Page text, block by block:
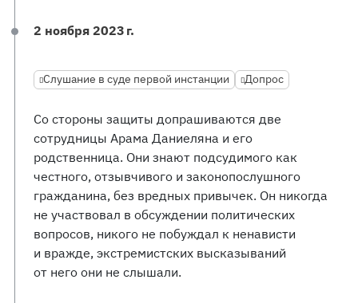
2 ноября 2023 г.
Слушание в суде первой инстанции Допрос
Со стороны защиты допрашиваются две
сотрудницы Арама Даниеляна и его
родственница. Они знают подсудимого как
честного, отзывчивого и законопослушного
гражданина, без вредных привычек. Он никогда
не участвовал в обсуждении политических
вопросов, никого не побуждал к ненависти
и вражде, экстремистских высказываний
от него они не слышали.